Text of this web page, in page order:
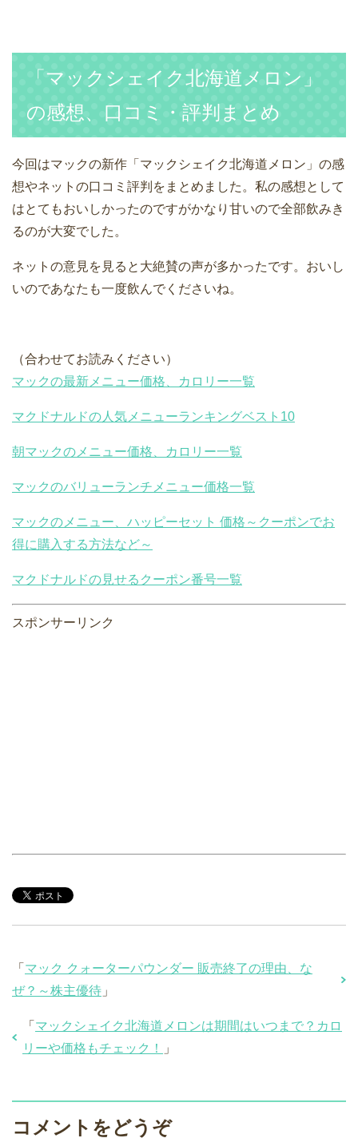
「マックシェイク北海道メロン」
の感想、口コミ・評判まとめ
今回はマックの新作「マックシェイク北海道メロン」の感
想やネットの口コミ評判をまとめました。私の感想として
はとてもおいしかったのですがかなり甘いので全部飲みき
るのが大変でした。
ネットの意見を見ると大絶賛の声が多かったです。おいし
いのであなたも一度飲んでくださいね。
（合わせてお読みください）
マックの最新メニュー価格、カロリー一覧
マクドナルドの人気メニューランキングベスト10
朝マックのメニュー価格、カロリー一覧
マックのバリューランチメニュー価格一覧
マックのメニュー、ハッピーセット 価格～クーポンでお
得に購入する方法など～
マクドナルドの見せるクーポン番号一覧
スポンサーリンク
「 マック クォーターパウンダー 販売終了の理由、な
ぜ？～株主優待 」
「 マックシェイク北海道メロンは期間はいつまで？カロ
リーや価格もチェック！
」
コメントをどうぞ